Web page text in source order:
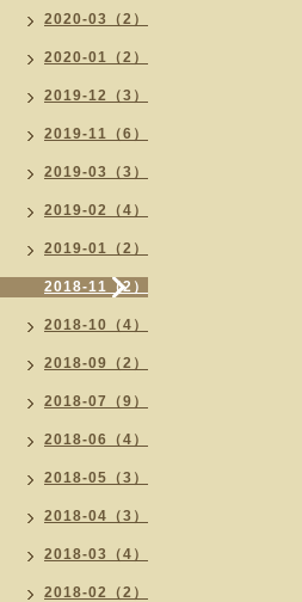
2020-03（2）
2020-01（2）
2019-12（3）
2019-11（6）
2019-03（3）
2019-02（4）
2019-01（2）
2018-11（2）
2018-10（4）
2018-09（2）
2018-07（9）
2018-06（4）
2018-05（3）
2018-04（3）
2018-03（4）
2018-02（2）